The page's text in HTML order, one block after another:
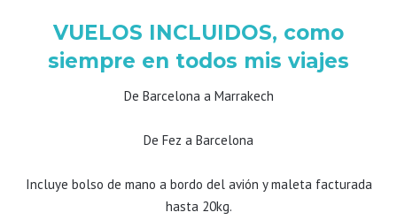
VUELOS INCLUIDOS, como
siempre en todos mis viajes
De Barcelona a Marrakech
De Fez a Barcelona
Incluye bolso de mano a bordo del avión y maleta facturada
hasta 20kg.